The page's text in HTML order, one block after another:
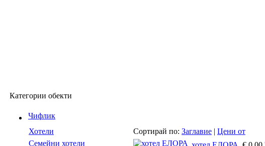
Категории обекти
Чифлик
Хотели
Семейни хотели
Сортирай по: Заглавие | Цени от